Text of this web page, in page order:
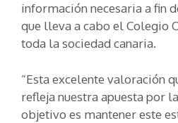
información necesaria a fin
que lleva a cabo el Colegio
toda la sociedad canaria.
“Esta excelente valoración
refleja nuestra apuesta por
objetivo es mantener este